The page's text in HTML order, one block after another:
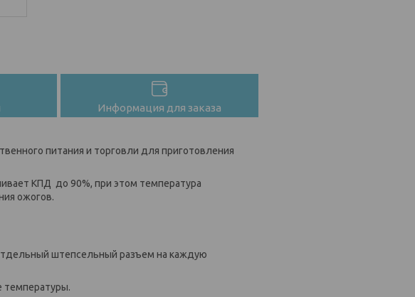
Информация для заказа
питания и торговли для приготовления
КПД до 90%, при этом температура
ожогов.
штепсельный разъем на каждую
температуры.